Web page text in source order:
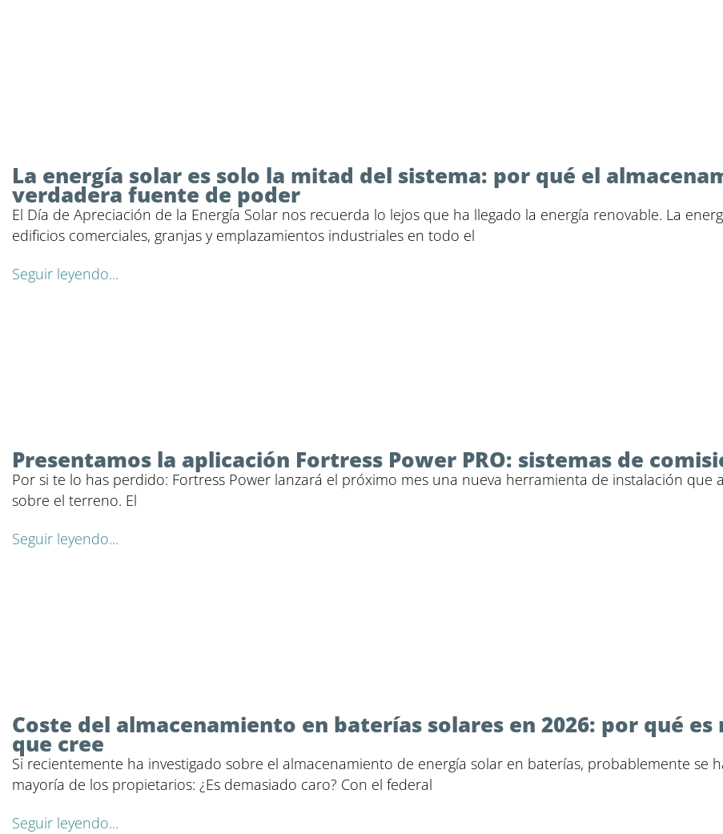
La energía solar es solo la mitad del sistema: por qué el
verdadera fuente de poder
El Día de Apreciación de la Energía Solar nos recuerda lo lejos que ha llegado la energía renovable. La
edificios comerciales, granjas y emplazamientos industriales en todo el
Seguir leyendo...
Presentamos la aplicación Fortress Power PRO: sistemas de
Por si te lo has perdido: Fortress Power lanzará el próximo mes una nueva herramienta de instalación que
sobre el terreno. El
Seguir leyendo...
Coste del almacenamiento en baterías solares en 2026: por qué es
que cree
Si recientemente ha investigado sobre el almacenamiento de energía solar en baterías, probablemente se
mayoría de los propietarios: ¿Es demasiado caro? Con el federal
Seguir leyendo...